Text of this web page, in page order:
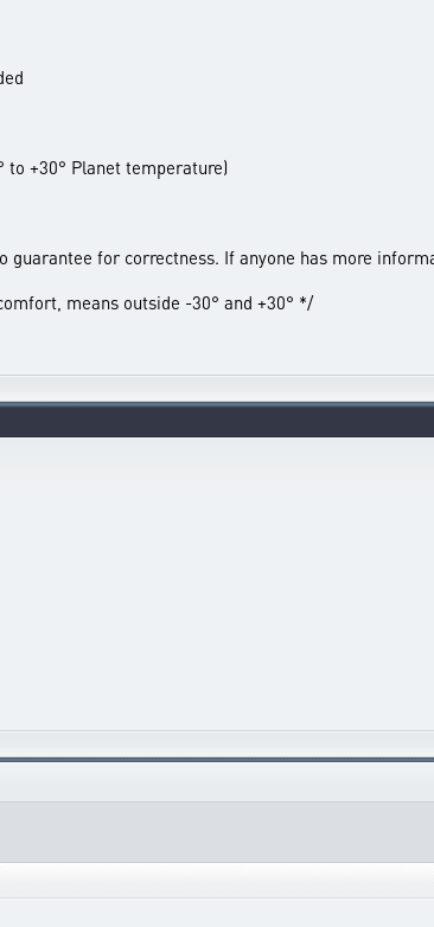
+30° Planet temperature)
guarantee for correctness. If anyone has more
means outside -30° and +30° */